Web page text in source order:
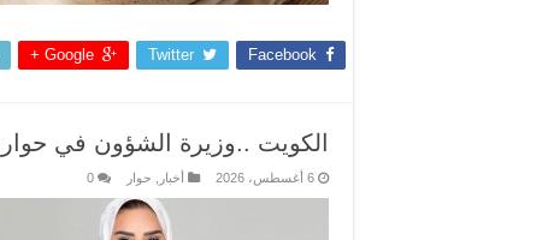
Facebook
Twitter
Google +
الكويت ..وزيرة الشؤون في
6 أغسطس، 2026 أخبار حوار 0